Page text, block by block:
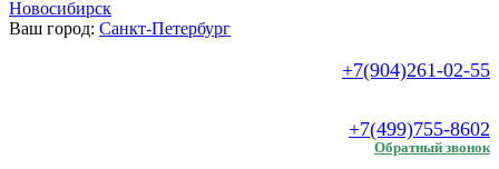
Новосибирск
Ваш город: Санкт-Петербург
+7(904)261-02-55
+7(499)755-8602
Обратный звонок